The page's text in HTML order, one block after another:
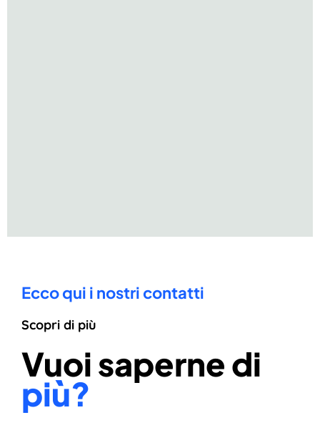
Ecco qui i nostri contatti
Scopri di più
Vuoi saperne di
più?